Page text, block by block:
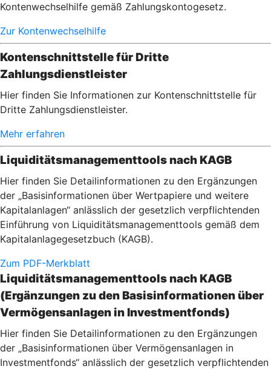
Kontenwechselhilfe gemäß Zahlungskontogesetz.
Zur Kontenwechselhilfe
Kontenschnittstelle für Dritte
Zahlungsdienstleister
Hier finden Sie Informationen zur Kontenschnittstelle für
Dritte Zahlungsdienstleister.
Mehr erfahren
Liquiditätsmanagementtools nach KAGB
Hier finden Sie Detailinformationen zu den Ergänzungen
der „Basisinformationen über Wertpapiere und weitere
Kapitalanlagen“ anlässlich der gesetzlich verpflichtenden
Einführung von Liquiditätsmanagementtools gemäß dem
Kapitalanlagegesetzbuch (KAGB).
Zum PDF-Merkblatt
Liquiditätsmanagementtools nach KAGB
(Ergänzungen zu den Basisinformationen über
Vermögensanlagen in Investmentfonds)
Hier finden Sie Detailinformationen zu den Ergänzungen
der „Basisinformationen über Vermögensanlagen in
Investmentfonds“ anlässlich der gesetzlich verpflichtenden